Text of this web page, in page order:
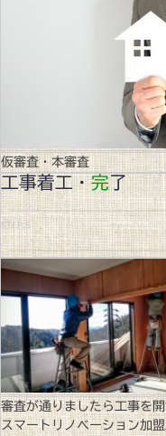
仮審査・本審査
工事着工・完了
STEP.5
審査が通りましたら工事を
スマートリノベーション加